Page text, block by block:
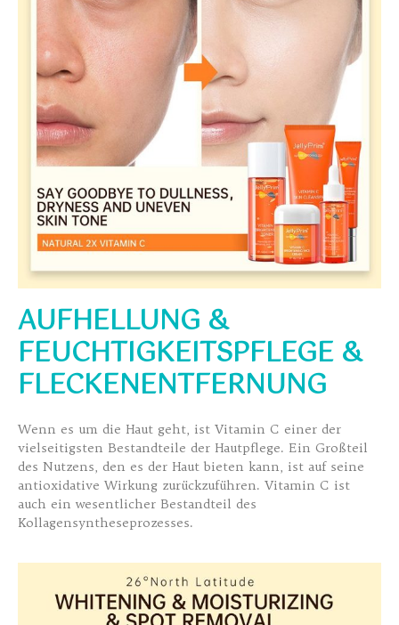
AUFHELLUNG &
FEUCHTIGKEITSPFLEGE &
FLECKENENTFERNUNG
Wenn es um die Haut geht, ist Vitamin C einer der
vielseitigsten Bestandteile der Hautpflege. Ein Großteil
des Nutzens, den es der Haut bieten kann, ist auf seine
antioxidative Wirkung zurückzuführen. Vitamin C ist
auch ein wesentlicher Bestandteil des
Kollagensyntheseprozesses.